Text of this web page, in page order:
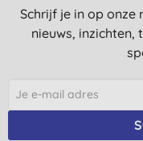
Schrijf je in op
nieuws, inzichten,